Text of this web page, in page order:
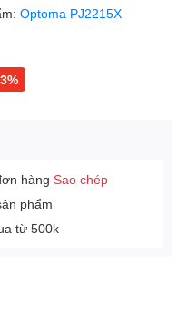
Optoma PJ2215X
hàng Sao chép
phẩm
từ 500k